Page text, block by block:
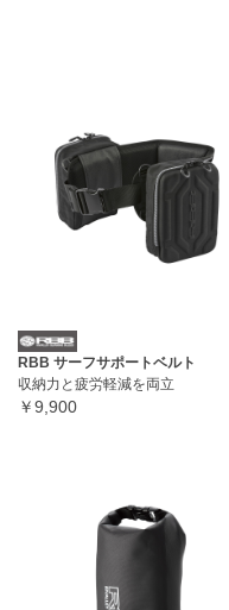
RBB サーフサポートベルト
収納力と疲労軽減を両立
￥9,900